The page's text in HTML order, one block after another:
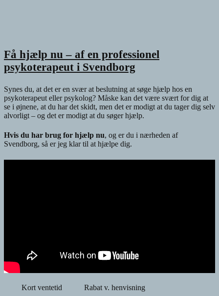
Få hjælp nu – af en professionel
psykoterapeut i Svendborg
Synes du, at det er en svær at beslutning at søge hjælp hos en
psykoterapeut eller psykolog? Måske kan det være svært for dig at
se i øjnene, at du har det skidt, men det er modigt at du tager dig selv
alvorligt – og det er modigt at du søger hjælp.
Hvis du har brug for hjælp nu, og er du i nærheden af
Svendborg, så er jeg klar til at hjælpe dig.
Kort ventetid
Rabat v. henvisning